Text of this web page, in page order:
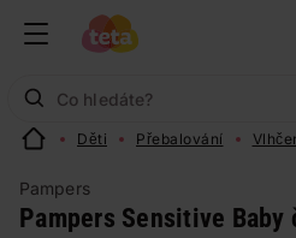
Děti Přebalování
Pampers
Pampers Sensitive